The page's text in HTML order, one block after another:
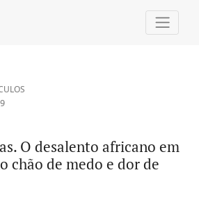
O desalento africano em
chão de medo e dor de